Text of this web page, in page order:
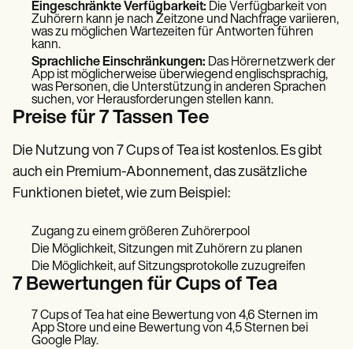
Eingeschränkte Verfügbarkeit: Die Verfügbarkeit von
Zuhörern kann je nach Zeitzone und Nachfrage variieren,
was zu möglichen Wartezeiten für Antworten führen
kann.
Sprachliche Einschränkungen: Das Hörernetzwerk der
App ist möglicherweise überwiegend englischsprachig,
was Personen, die Unterstützung in anderen Sprachen
suchen, vor Herausforderungen stellen kann.
Preise für 7 Tassen Tee
Die Nutzung von 7 Cups of Tea ist kostenlos. Es gibt
auch ein Premium-Abonnement, das zusätzliche
Funktionen bietet, wie zum Beispiel:
Zugang zu einem größeren Zuhörerpool
Die Möglichkeit, Sitzungen mit Zuhörern zu planen
Die Möglichkeit, auf Sitzungsprotokolle zuzugreifen
7 Bewertungen für Cups of Tea
7 Cups of Tea hat eine Bewertung von 4,6 Sternen im
App Store und eine Bewertung von 4,5 Sternen bei
Google Play.